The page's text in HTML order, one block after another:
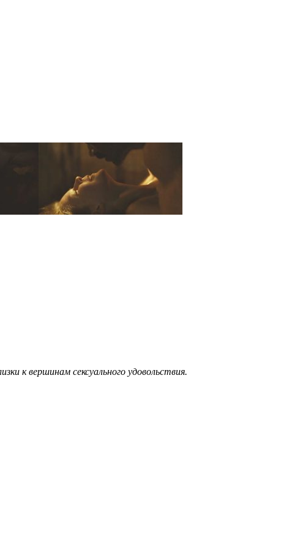
к вершинам сексуального удовольствия.